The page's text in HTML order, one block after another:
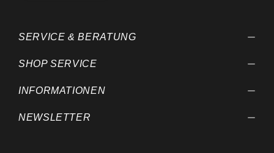
SERVICE & BERATUNG
SHOP SERVICE
INFORMATIONEN
NEWSLETTER